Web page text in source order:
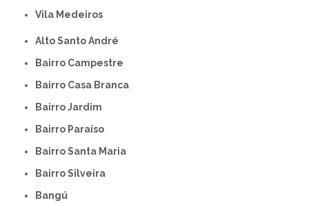
Vila Medeiros
Alto Santo André
Bairro Campestre
Bairro Casa Branca
Bairro Jardim
Bairro Paraíso
Bairro Santa Maria
Bairro Silveira
Bangú